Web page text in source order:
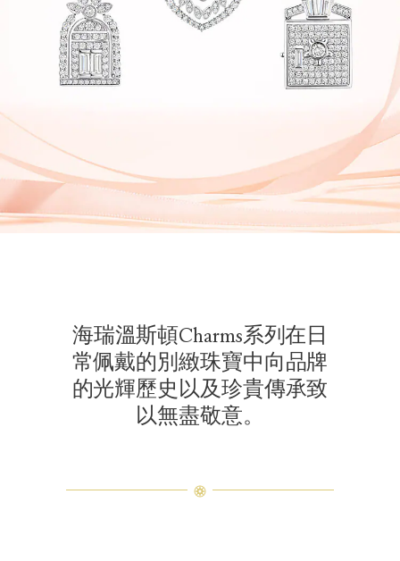
海瑞溫斯頓Charms系列在日
常佩戴的別緻珠寶中向品牌
的光輝歷史以及珍貴傳承致
以無盡敬意。